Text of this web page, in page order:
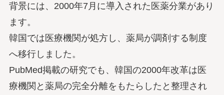
背景には、2000年7月に導入された医薬分業があり
ます。
韓国では医療機関が処方し、薬局が調剤する制度
へ移行しました。
PubMed掲載の研究でも、韓国の2000年改革は医
療機関と薬局の完全分離をもたらしたと整理され